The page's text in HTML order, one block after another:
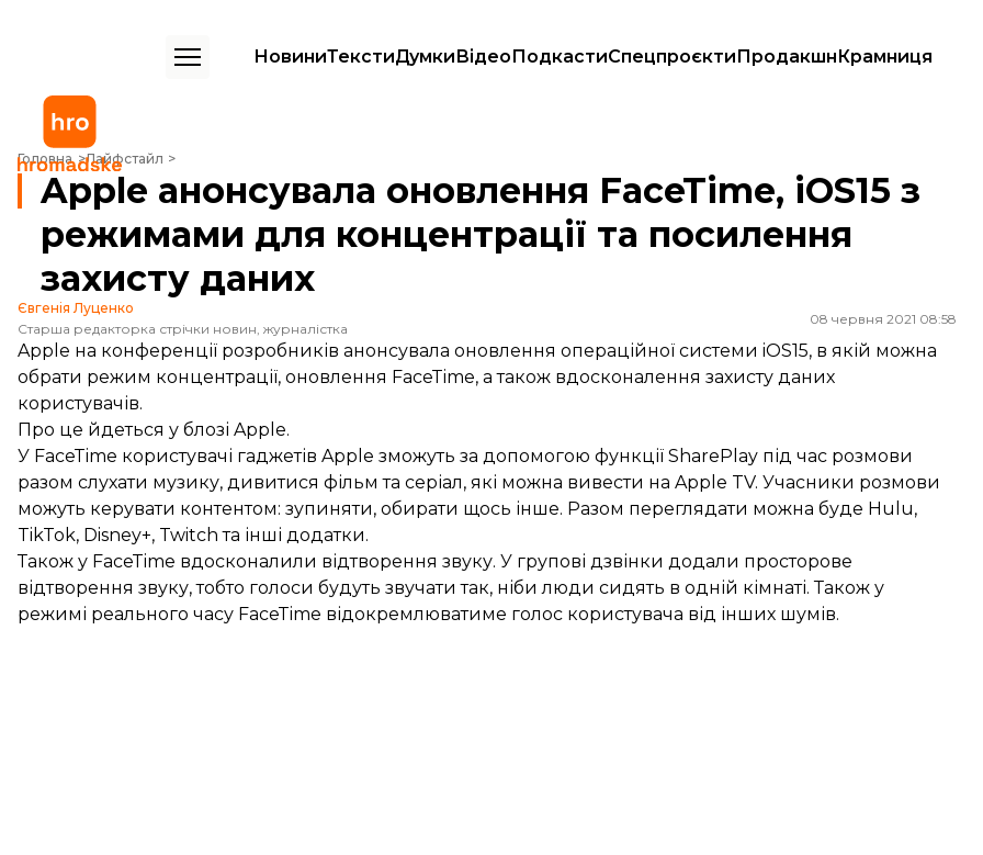
НовиниТекстиДумкиВідеоПодкастиСпецпроєктиПродакшнКрамниця
Головна Лайфстайл
Apple анонсувала оновлення FaceTime, iOS15 з режимами для концентрації та посилення захисту даних
Apple анонсувала оновлення FaceTime, iOS15 з
режимами для концентрації та посилення
захисту даних
Євгенія Луценко
Старша редакторка стрічки новин, журналістка
08 червня 2021 08:58
Apple на конференції розробників анонсувала оновлення операційної системи iOS15, в якій можна
обрати режим концентрації, оновлення FaceTime, а також вдосконалення захисту даних
користувачів.
Про це йдеться у блозі Apple.
У FaceTime користувачі гаджетів Apple зможуть за допомогою функції SharePlay під час розмови
разом слухати музику, дивитися фільм та серіал, які можна вивести на Apple TV. Учасники розмови
можуть керувати контентом: зупиняти, обирати щось інше. Разом переглядати можна буде Hulu,
TikTok, Disney+, Twitch та інші додатки.
Також у FaceTime вдосконалили відтворення звуку. У групові дзвінки додали просторове
відтворення звуку, тобто голоси будуть звучати так, ніби люди сидять в одній кімнаті. Також у
режимі реального часу FaceTime відокремлюватиме голос користувача від інших шумів.